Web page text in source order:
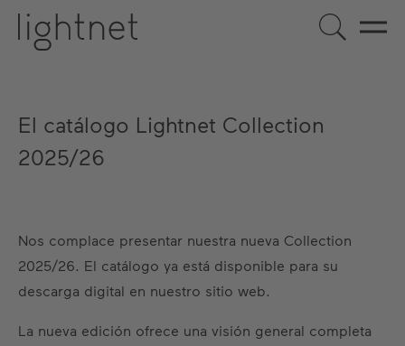
ES DE EN US FR
El catálogo Lightnet Collection
2025/26
Nos complace presentar nuestra nueva Collection
2025/26. El catálogo ya está disponible para su
descarga digital en nuestro sitio web.
La nueva edición ofrece una visión general completa